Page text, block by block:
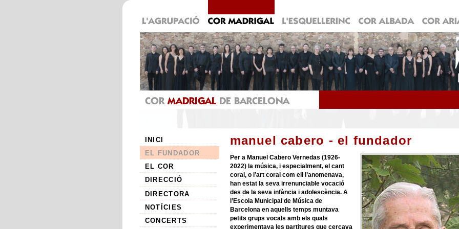
INICI
EL FUNDADOR
EL COR
DIRECCIÓ
DIRECTORA
NOTÍCIES
CONCERTS
manuel cabero - el fundador
Per a Manuel Cabero Vernedas (1926-
2022) la música, i especialment, el cant
coral, o l’art coral com ell l’anomenava,
han estat la seva irrenunciable vocació
des de la seva infància i adolescència. A
l’Escola Municipal de Música de
Barcelona en aquells temps muntava
petits grups vocals amb els quals
experimentava les partitures que cercava